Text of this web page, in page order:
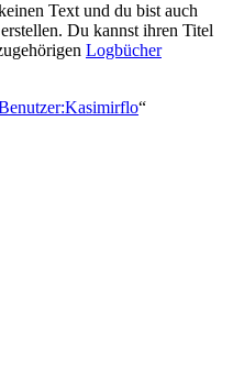
Text und du bist auch
Du kannst ihren Titel
Logbücher
“